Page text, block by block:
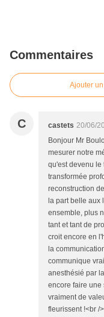
Commentaires
Ajouter
C castets 20/06/
Bonjour Mr
mesurer notre
qu'est devenu le
transformée
reconstruction
la part belle aux
ensemble, plus
tant et tant de
croit encore en
la
communique
anesthésié par
encore faire une
vraiment de
fleurissent !<br /